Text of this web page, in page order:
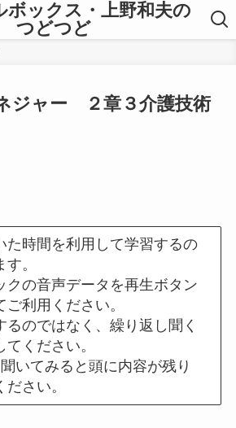
ボックス・上野和夫の
つどつど
ジャー ２章３介護技術
た時間を利用して学習するの
。
クの音声データを再生ボタン
利用ください。
るのではなく、繰り返し聞く
ください。
いてみると頭に内容が残り
さい。